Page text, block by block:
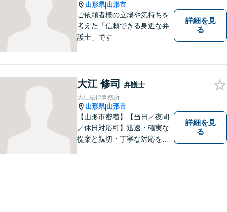
山形県|山形市
ご依頼者様の立場や気持ちを
考えた「信頼できる身近な弁
護士」です
詳細を見
る
大江 修司 弁護士
大江法律事務所
山形県|山形市
【山形市密着】【当日／夜間
／休日対応可】迅速・確実な
提案と親切・丁寧な対応をい
詳細を見
る